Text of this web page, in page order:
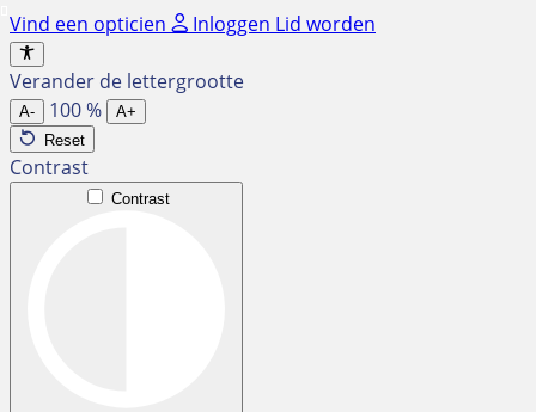
Ga
naar
de
inhoud
Vind een opticien Inloggen Lid worden
Verander de lettergrootte
A- 100%
A+
Reset
Contrast
Contrast